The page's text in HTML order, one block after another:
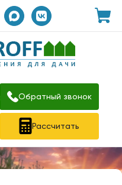
Обратный звонок
Рассчитать